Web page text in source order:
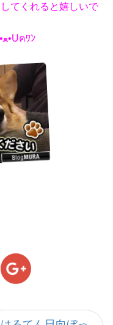
てくれると嬉しいで
お願いします ฅU•ﻌ•Uฅﾜﾝ